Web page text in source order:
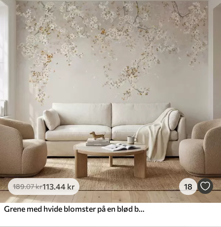
189.07kr113.44 kr 18
Grene med hvide blomster på en blød beige baggrund